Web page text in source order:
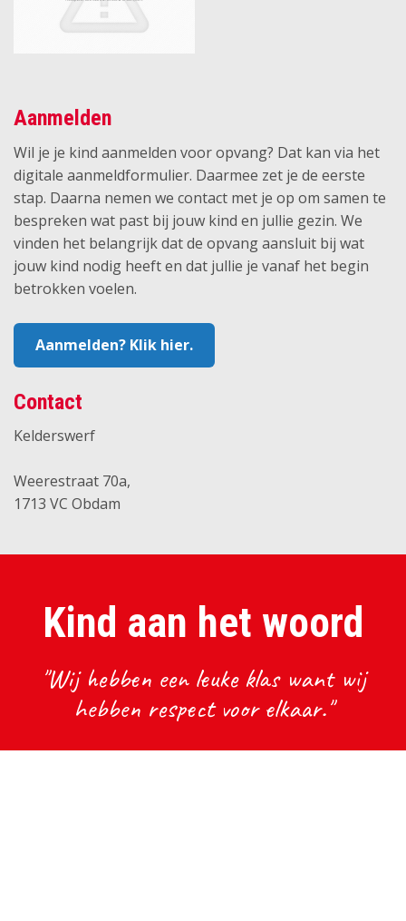
Aanmelden
Wil je je kind aanmelden voor opvang? Dat kan via het
digitale aanmeldformulier. Daarmee zet je de eerste
stap. Daarna nemen we contact met je op om samen te
bespreken wat past bij jouw kind en jullie gezin. We
vinden het belangrijk dat de opvang aansluit bij wat
jouw kind nodig heeft en dat jullie je vanaf het begin
betrokken voelen.
Aanmelden? Klik hier.
Contact
Kelderswerf
Weerestraat 70a,
1713 VC Obdam
Kind aan het woord
"Wij hebben een leuke klas want wij
hebben respect voor elkaar."